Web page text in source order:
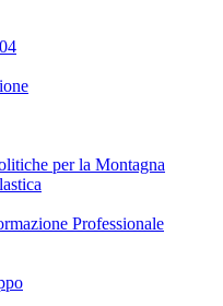
per la Montagna
Professionale